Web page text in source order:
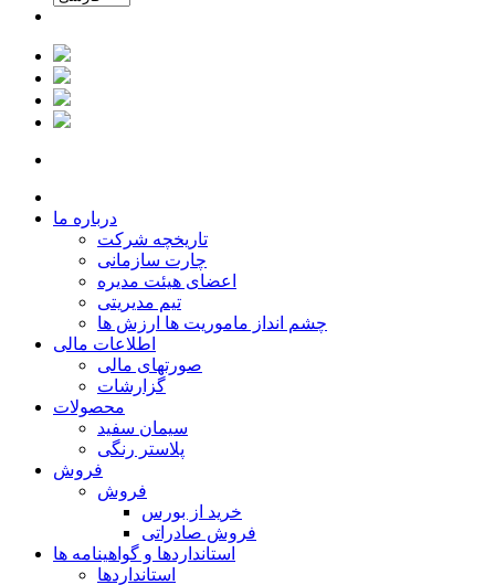
درباره ما
تاریخچه شرکت
چارت سازمانی
اعضای هیئت مدیره
تیم مدیریتی
چشم انداز ماموریت ها ارزش ها
اطلاعات مالی
صورتهای مالی
گزارشات
محصولات
سیمان سفید
پلاستر رنگی
فروش
فروش
خرید از بورس
فروش صادراتی
استانداردها و گواهینامه ها
استانداردها